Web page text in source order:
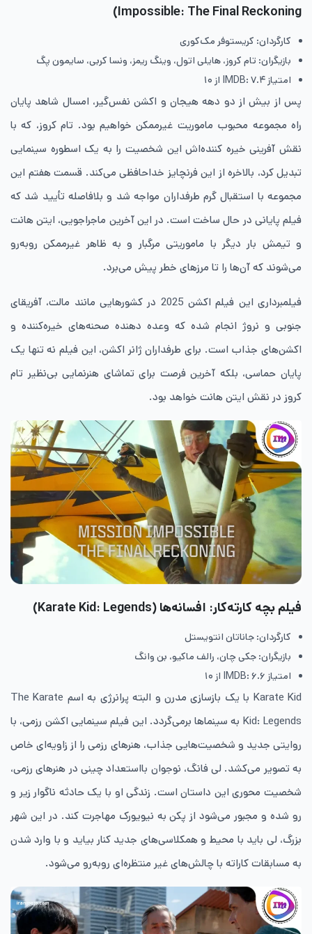
Impossible: The Final Reckoning)
کارگردان: کریستوفر مک‌کوری
بازیگران: تام کروز، هایلی اتول، وینگ ریمز، ونسا کربی، سایمون پگ
امتیاز IMDB: ۷.۴ از ۱۰
پس از بیش از دو دهه هیجان و اکشن نفس‌گیر، امسال شاهد پایان
راه مجموعه محبوب ماموریت غیرممکن خواهیم بود. تام کروز، که با
نقش آفرینی خیره کننده‌اش این شخصیت را به یک اسطوره سینمایی
تبدیل کرد، بالاخره از این فرنچایز خداحافظی می‌کند. قسمت هفتم این
مجموعه با استقبال گرم طرفداران مواجه شد و بلافاصله تأیید شد که
فیلم پایانی در حال ساخت است. در این آخرین ماجراجویی، ایتن هانت
و تیمش بار دیگر با ماموریتی مرگبار و به ظاهر غیرممکن روبه‌رو
می‌شوند که آن‌ها را تا مرزهای خطر پیش می‌برد.
فیلمبرداری این فیلم اکشن 2025 در کشورهایی مانند مالت، آفریقای
جنوبی و نروژ انجام شده که وعده‌ دهنده‌ صحنه‌های خیره‌کننده و
اکشن‌های جذاب است. برای طرفداران ژانر اکشن، این فیلم نه ‌تنها یک
پایان حماسی، بلکه آخرین فرصت برای تماشای هنرنمایی بی‌نظیر تام
کروز در نقش ایتن هانت خواهد بود.
فیلم بچه کارته‌کار: افسانه‌ها (Karate Kid: Legends)
کارگردان: جاناتان انتویستل
بازیگران: جکی چان، رالف ماکیو، بن وانگ
امتیاز IMDB: ۶.۶ از ۱۰
Karate Kid با یک بازسازی مدرن و البته پرانرژی به اسم The Karate
Kid: Legends به سینماها برمی‌گردد. این فیلم سینمایی اکشن رزمی، با
روایتی جدید و شخصیت‌هایی جذاب، هنرهای رزمی را از زاویه‌ای خاص
به تصویر می‌کشد. لی فانگ، نوجوان بااستعداد چینی در هنرهای رزمی،
شخصیت محوری این داستان است. زندگی او با یک حادثه ناگوار زیر و
رو شده و مجبور می‌شود از پکن به نیویورک مهاجرت کند. در این شهر
بزرگ، لی باید با محیط و همکلاسی‌های جدید کنار بیاید و با وارد شدن
به مسابقات کاراته با چالش‌های غیر منتظره‌ای روبه‌رو می‌شود.